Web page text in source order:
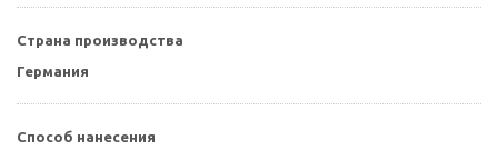
Страна производства
Германия
Способ нанесения